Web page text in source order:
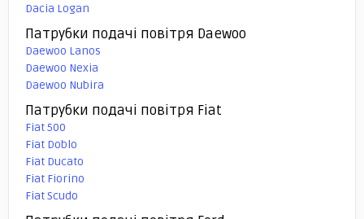
Dacia Logan
Патрубки подачі повітря Daewoo
Daewoo Lanos
Daewoo Nexia
Daewoo Nubira
Патрубки подачі повітря Fiat
Fiat 500
Fiat Doblo
Fiat Ducato
Fiat Fiorino
Fiat Scudo